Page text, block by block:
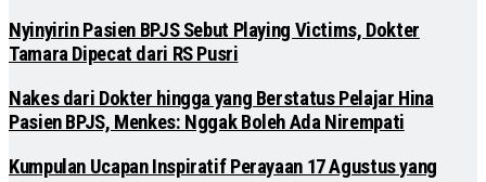
Nyinyirin Pasien BPJS Sebut Playing Victims, Dokter
Tamara Dipecat dari RS Pusri
Nakes dari Dokter hingga yang Berstatus Pelajar Hina
Pasien BPJS, Menkes: Nggak Boleh Ada Nirempati
Kumpulan Ucapan Inspiratif Perayaan 17 Agustus yang